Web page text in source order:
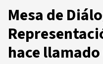
Mesa de
hace